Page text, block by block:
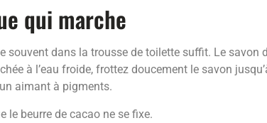
qui marche
souvent dans la trousse de toilette suffit. Le
à l’eau froide, frottez doucement le savon
aimant à pigments.
le beurre de cacao ne se fixe.